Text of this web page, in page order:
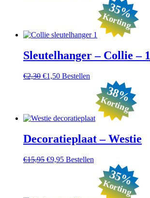
35%
Korting
Sleutelhanger – Collie – 1
€2,30 Oorspronkelijke
€1,50Huidige
Bestellen
38%
Korting
Decoratieplaat – Westie
€15,95 Oorspronkelijke
€9,95Huidige
Bestellen
35%
Korting